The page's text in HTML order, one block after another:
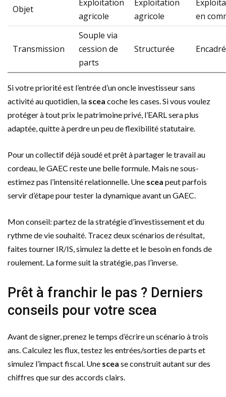
Objet
Exploitation
agricole
Exploitation
agricole
en
Transmission
Souple via
cession de
parts
Structurée
Si votre priorité est l’entrée d’un oncle investisseur sans
activité au quotidien, la scea coche les cases. Si vous voulez
protéger à tout prix le patrimoine privé, l’EARL sera plus
adaptée, quitte à perdre un peu de flexibilité statutaire.
Pour un collectif déjà soudé et prêt à partager le travail au
cordeau, le GAEC reste une belle formule. Mais ne sous-
estimez pas l’intensité relationnelle. Une scea peut parfois
servir d’étape pour tester la dynamique avant un GAEC.
Mon conseil: partez de la stratégie d’investissement et du
rythme de vie souhaité. Tracez deux scénarios de résultat,
faites tourner IR/IS, simulez la dette et le besoin en fonds de
roulement. La forme suit la stratégie, pas l’inverse.
Prêt à franchir le pas ? Derniers
conseils pour votre scea
Avant de signer, prenez le temps d’écrire un scénario à trois
ans. Calculez les flux, testez les entrées/sorties de parts et
simulez l’impact fiscal. Une scea se construit autant sur des
chiffres que sur des accords clairs.